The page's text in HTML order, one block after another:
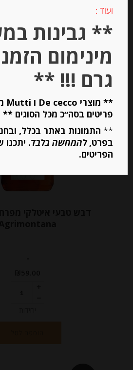
יחידות
הוספה לסל
Out of
Stock
-
ועוד :
** גבינות
גרם !!! **
פריטים בסה״כ מכל הסוגים **
** התמונות באתר בכלל,
בפרט,להמחשה בלבד. יתכנו
הפריטים.